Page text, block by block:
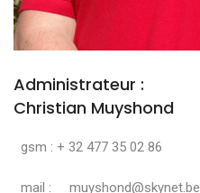
Administrateur :
Christian Muyshond
gsm : + 32 477 35 02 86
mail : muyshond@skynet.be